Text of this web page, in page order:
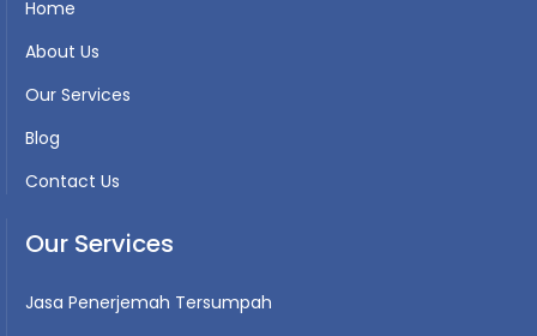
Home
About Us
Our Services
Blog
Contact Us
Our Services
Jasa Penerjemah Tersumpah